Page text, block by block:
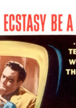
Way
People